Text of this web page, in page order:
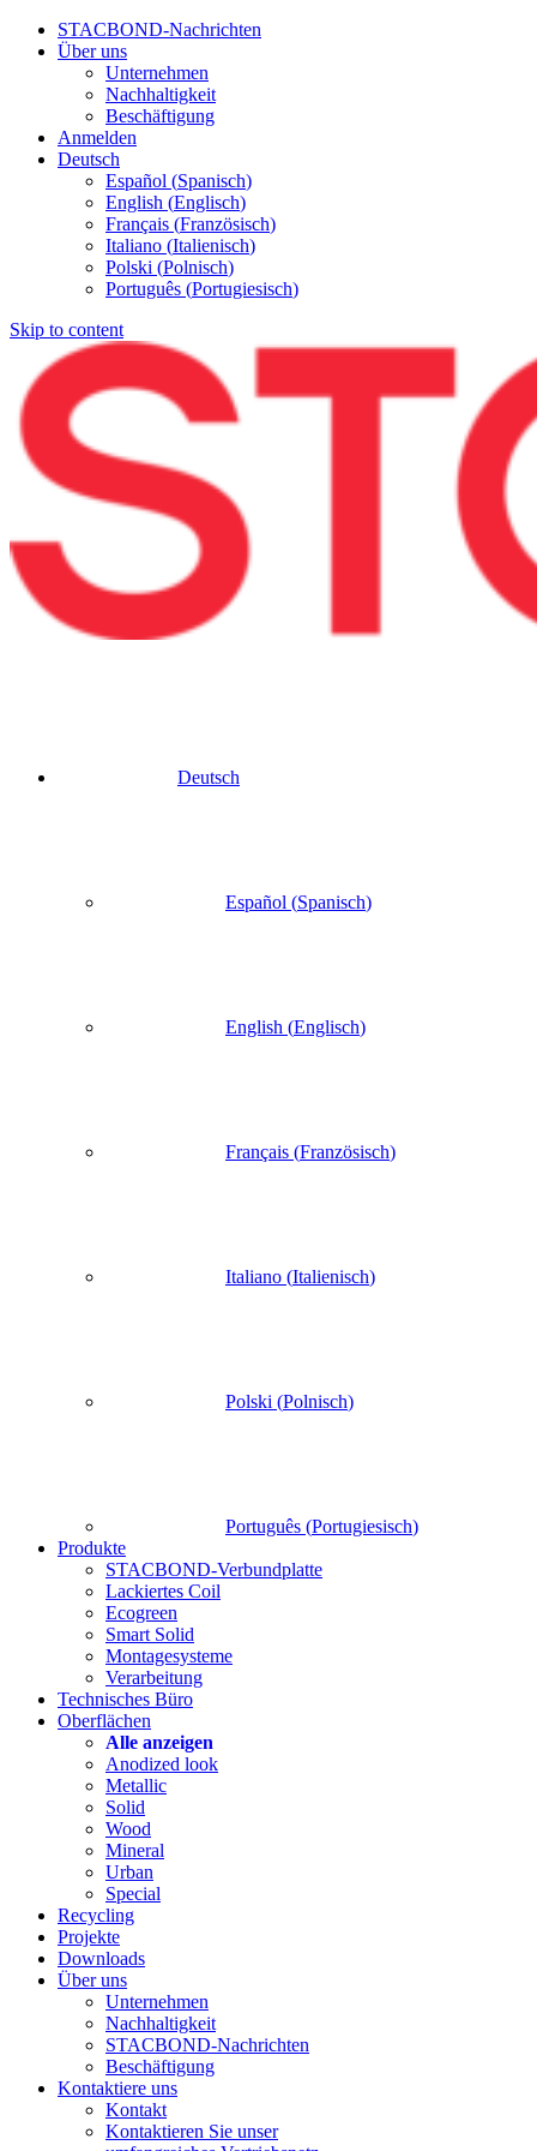
STACBOND-Nachrichten
Über uns
Unternehmen
Nachhaltigkeit
Beschäftigung
Anmelden
Deutsch
Español (Spanisch)
English (Englisch)
Français (Französisch)
Italiano (Italienisch)
Polski (Polnisch)
Português (Portugiesisch)
Skip to content
Deutsch
Español (Spanisch)
English (Englisch)
Français (Französisch)
Italiano (Italienisch)
Polski (Polnisch)
Português (Portugiesisch)
Produkte
STACBOND-Verbundplatte
Lackiertes Coil
Ecogreen
Smart Solid
Montagesysteme
Verarbeitung
Technisches Büro
Oberflächen
Alle anzeigen
Anodized look
Metallic
Solid
Wood
Mineral
Urban
Special
Recycling
Projekte
Downloads
Über uns
Unternehmen
Nachhaltigkeit
STACBOND-Nachrichten
Beschäftigung
Kontaktiere uns
Kontakt
Kontaktieren Sie unser